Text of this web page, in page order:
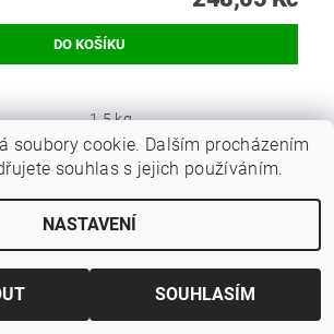
1.5 kg
(311.2 kB)
soubory cookie. Dalším procházením
souhlas s jejich používáním.
NASTAVENÍ
SOUHLASÍM